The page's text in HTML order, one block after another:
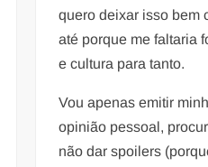
quero deixar isso bem
até porque me faltaria
e cultura para tanto.
Vou apenas emitir
opinião pessoal,
não dar spoilers